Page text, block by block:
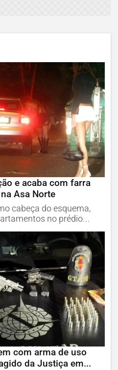
e acaba com farra
Asa Norte
cabeça do esquema,
no prédio...
com arma de uso
da Justiça em...